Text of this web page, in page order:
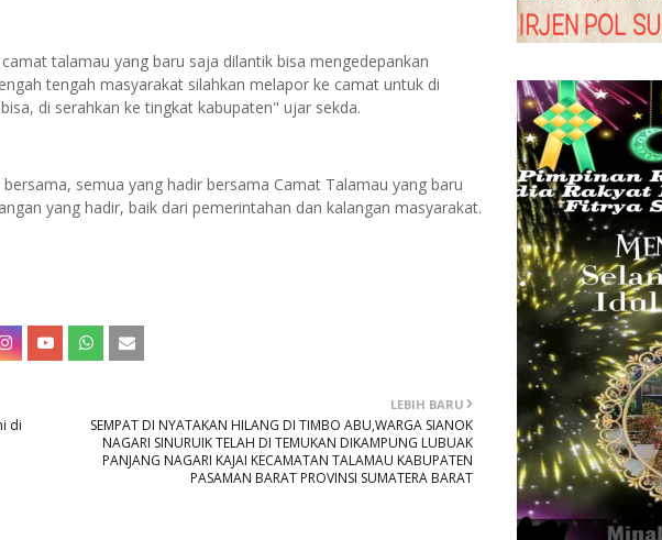
talamau yang baru saja dilantik bisa mengedepankan
tengah masyarakat silahkan melapor ke camat untuk di
di serahkan ke tingkat kabupaten" ujar sekda.
semua yang hadir bersama Camat Talamau yang baru
yang hadir, baik dari pemerintahan dan kalangan masyarakat.
LEBIH BARU
SEMPAT DI NYATAKAN HILANG DI TIMBO ABU,WARGA SIANOK
NAGARI SINURUIK TELAH DI TEMUKAN DIKAMPUNG LUBUAK
PANJANG NAGARI KAJAI KECAMATAN TALAMAU KABUPATEN
PASAMAN BARAT PROVINSI SUMATERA BARAT
di